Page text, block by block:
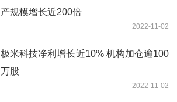
产规模增长近200倍
2022-11-02
极米科技净利增长近10% 机构加仓逾100
万股
2022-11-02